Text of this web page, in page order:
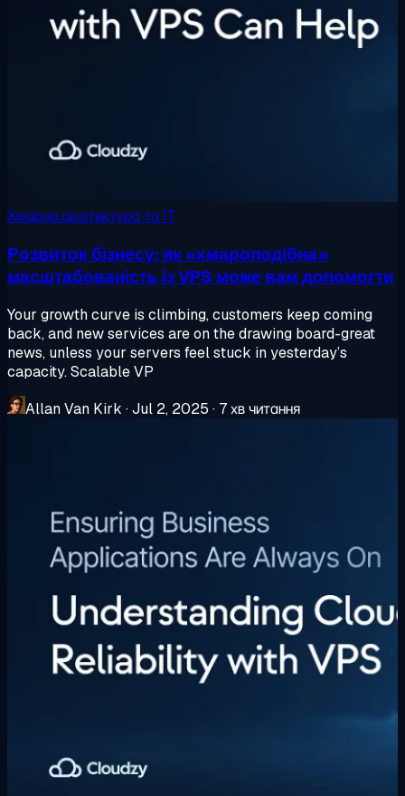
Хмарна архітектура та IT
Розвиток бізнесу: як «хмароподібна»
масштабованість із VPS може вам допомогти
Your growth curve is climbing, customers keep coming
back, and new services are on the drawing board-great
news, unless your servers feel stuck in yesterday’s
capacity. Scalable VP
Allan Van Kirk ·Jul 2, 2025 · 7 хв читання